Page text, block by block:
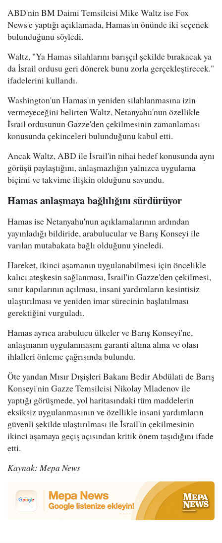
ABD'nin BM Daimi Temsilcisi Mike Waltz ise Fox
News'e yaptığı açıklamada, Hamas'ın önünde iki seçenek
bulunduğunu söyledi.
Waltz, "Ya Hamas silahlarını barışçıl şekilde bırakacak ya
da İsrail ordusu geri dönerek bunu zorla gerçekleştirecek."
ifadelerini kullandı.
Washington'un Hamas'ın yeniden silahlanmasına izin
vermeyeceğini belirten Waltz, Netanyahu'nun özellikle
İsrail ordusunun Gazze'den çekilmesinin zamanlaması
konusunda çekinceleri bulunduğunu kabul etti.
Ancak Waltz, ABD ile İsrail'in nihai hedef konusunda aynı
görüşü paylaştığını, anlaşmazlığın yalnızca uygulama
biçimi ve takvime ilişkin olduğunu savundu.
Hamas anlaşmaya bağlılığını sürdürüyor
Hamas ise Netanyahu'nun açıklamalarının ardından
yayınladığı bildiride, arabulucular ve Barış Konseyi ile
varılan mutabakata bağlı olduğunu yineledi.
Hareket, ikinci aşamanın uygulanabilmesi için öncelikle
kalıcı ateşkesin sağlanması, İsrail'in Gazze'den çekilmesi,
sınır kapılarının açılması, insani yardımların kesintisiz
ulaştırılması ve yeniden imar sürecinin başlatılması
gerektiğini vurguladı.
Hamas ayrıca arabulucu ülkeler ve Barış Konseyi'ne,
anlaşmanın uygulanmasını garanti altına alma ve olası
ihlalleri önleme çağrısında bulundu.
Öte yandan Mısır Dışişleri Bakanı Bedir Abdülati de Barış
Konseyi'nin Gazze Temsilcisi Nikolay Mladenov ile
yaptığı görüşmede, yol haritasındaki tüm maddelerin
eksiksiz uygulanmasının ve özellikle insani yardımların
güvenli şekilde ulaştırılması ile İsrail'in çekilmesinin
ikinci aşamaya geçiş açısından kritik önem taşıdığını ifade
etti.
Kaynak: Mepa News